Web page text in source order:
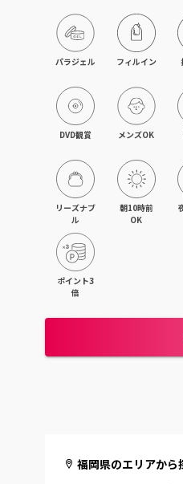
久留米・筑後
柳川・大川・大
小倉・八幡・折
新宮・古賀
飯塚・田川
パラジェル フィルイン
DVD観賞 メンズOK
リーズナブ
ル
朝10時前
OK
ポイント3
倍
福岡県のエリアから